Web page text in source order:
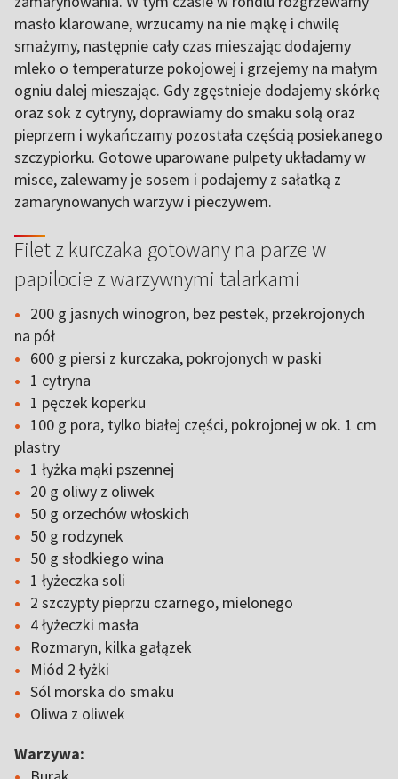
masło klarowane, wrzucamy na nie mąkę i chwilę
smażymy, następnie cały czas mieszając dodajemy
mleko o temperaturze pokojowej i grzejemy na małym
ogniu dalej mieszając. Gdy zgęstnieje dodajemy skórkę
oraz sok z cytryny, doprawiamy do smaku solą oraz
pieprzem i wykańczamy pozostała częścią posiekanego
szczypiorku. Gotowe uparowane pulpety układamy w
misce, zalewamy je sosem i podajemy z sałatką z
zamarynowanych warzyw i pieczywem.
Filet z kurczaka gotowany na parze w
papilocie z warzywnymi talarkami
200 g jasnych winogron, bez pestek, przekrojonych
na pół
600 g piersi z kurczaka, pokrojonych w paski
1 cytryna
1 pęczek koperku
100 g pora, tylko białej części, pokrojonej w ok. 1 cm
plastry
1 łyżka mąki pszennej
20 g oliwy z oliwek
50 g orzechów włoskich
50 g rodzynek
50 g słodkiego wina
1 łyżeczka soli
2 szczypty pieprzu czarnego, mielonego
4 łyżeczki masła
Rozmaryn, kilka gałązek
Miód 2 łyżki
Sól morska do smaku
Oliwa z oliwek
Warzywa: